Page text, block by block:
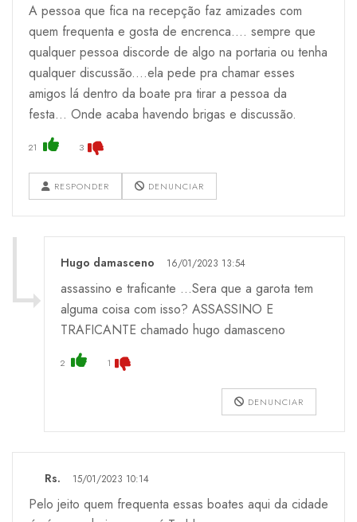
A pessoa que fica na recepção faz amizades com
quem frequenta e gosta de encrenca.... sempre que
qualquer pessoa discorde de algo na portaria ou tenha
qualquer discussão....ela pede pra chamar esses
amigos lá dentro da boate pra tirar a pessoa da
festa... Onde acaba havendo brigas e discussão.
21 3
RESPONDER DENUNCIAR
Hugo damasceno 16/01/2023 13:54
assassino e traficante ...Sera que a garota tem
alguma coisa com isso? ASSASSINO E
TRAFICANTE chamado hugo damasceno
2 1
DENUNCIAR
Rs. 15/01/2023 10:14
Pelo jeito quem frequenta essas boates aqui da cidade